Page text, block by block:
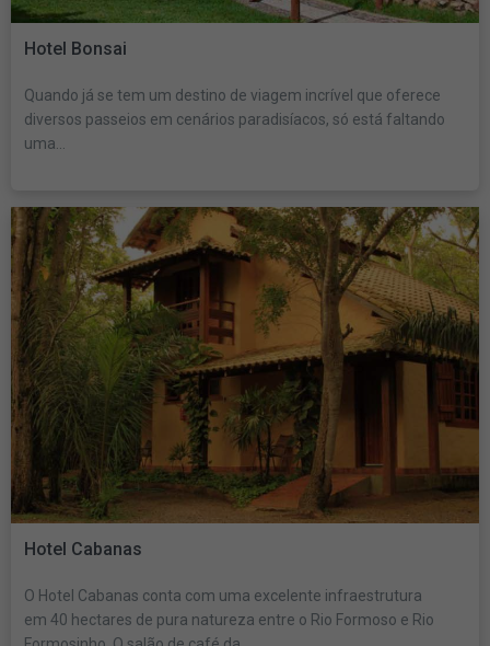
Hotel Bonsai
Quando já se tem um destino de viagem incrível que oferece
diversos passeios em cenários paradisíacos, só está faltando
uma...
Hotel Cabanas
O Hotel Cabanas conta com uma excelente infraestrutura
em 40 hectares de pura natureza entre o Rio Formoso e Rio